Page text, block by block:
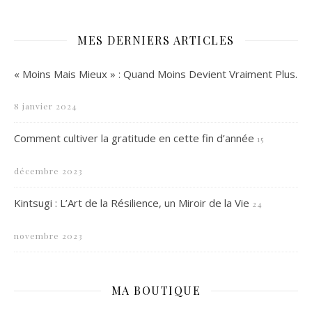
MES DERNIERS ARTICLES
« Moins Mais Mieux » : Quand Moins Devient Vraiment Plus.
8 janvier 2024
Comment cultiver la gratitude en cette fin d’année 15
décembre 2023
Kintsugi : L’Art de la Résilience, un Miroir de la Vie 24
novembre 2023
MA BOUTIQUE